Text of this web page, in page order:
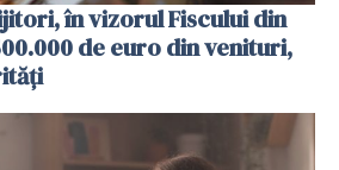
în vizorul Fiscului din
de euro din venituri,